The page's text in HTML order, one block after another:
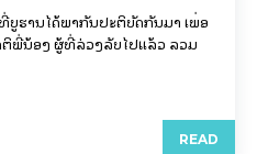
ຮານໄດ້ພາກັນປະຕິບັດກັນມາ ເພື່ອ
ພີ່ນ້ອງ ຜູ້ທີ່ລ່ວງລັບໄປແລ້ວ ລວມ
READ